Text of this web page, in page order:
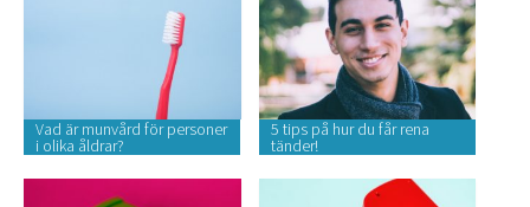
Vad är munvård för personer
i olika åldrar?
5 tips på hur du får rena
tänder!